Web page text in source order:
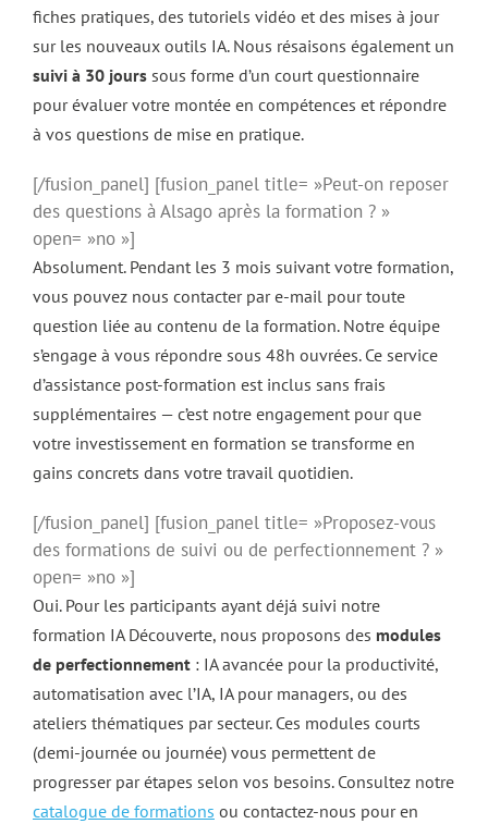
fiches pratiques, des tutoriels vidéo et des mises à jour
sur les nouveaux outils IA. Nous résaisons également un
suivi à 30 jourssous forme d’un court questionnaire
pour évaluer votre montée en compétences et répondre
à vos questions de mise en pratique.
[/fusion_panel] [fusion_panel title= »Peut-on reposer
des questions à Alsago après la formation ? »
open= »no »]
Absolument. Pendant les 3 mois suivant votre formation,
vous pouvez nous contacter par e-mail pour toute
question liée au contenu de la formation. Notre équipe
s’engage à vous répondre sous 48h ouvrées. Ce service
d’assistance post-formation est inclus sans frais
supplémentaires — c’est notre engagement pour que
votre investissement en formation se transforme en
gains concrets dans votre travail quotidien.
[/fusion_panel] [fusion_panel title= »Proposez-vous
des formations de suivi ou de perfectionnement ? »
open= »no »]
Oui. Pour les participants ayant déjá suivi notre
formation IA Découverte, nous proposons des modules
de perfectionnement: IA avancée pour la productivité,
automatisation avec l’IA, IA pour managers, ou des
ateliers thématiques par secteur. Ces modules courts
(demi-journée ou journée) vous permettent de
progresser par étapes selon vos besoins. Consultez notre
catalogue de formations ou contactez-nous pour en